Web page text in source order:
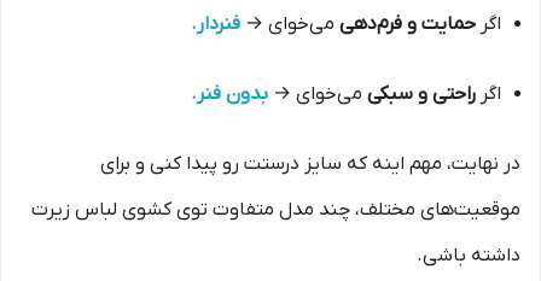
اگرحمایت و فرم‌دهی می‌خوای → فنردار.
اگر راحتی و سبکی می‌خوای → بدون فنر.
در نهایت، مهم اینه که سایز درستت رو پیدا کنی و برای
موقعیت‌های مختلف، چند مدل متفاوت توی کشوی لباس زیرت
داشته باشی.